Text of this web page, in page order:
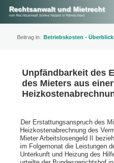
Rechtsanwalt und Mietrecht
von Rechtsanwalt Sönke Nippel in Remscheid
Beitrag in: Betriebskosten - Überblick
Unpfändbarkeit des
des Mieters aus
Der Erstattungsanspruch des
Heizkostenabrechnung des
Mieter Arbeitslosengeld II
im Folgemonat die Leistungen
Unterkunft und Heizung des